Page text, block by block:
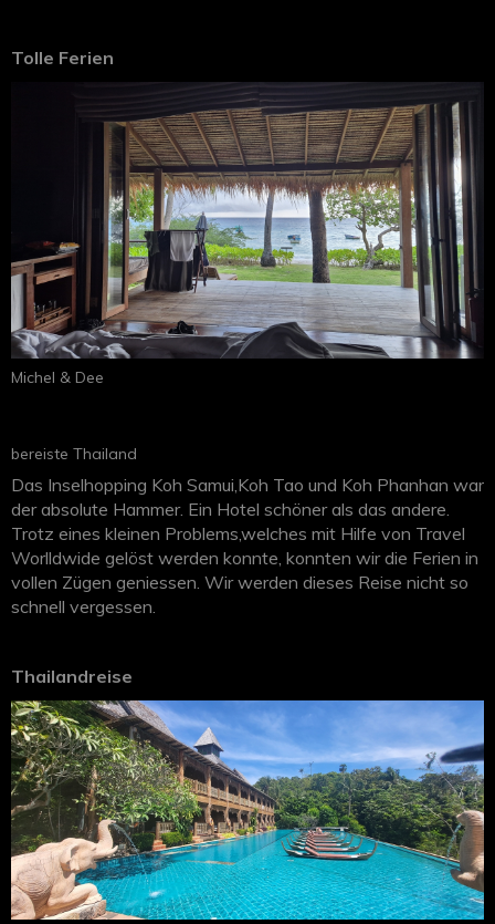
Tolle Ferien
Michel & Dee
bereiste Thailand
Das Inselhopping Koh Samui,Koh Tao und Koh Phanhan war
der absolute Hammer. Ein Hotel schöner als das andere.
Trotz eines kleinen Problems,welches mit Hilfe von Travel
Worlldwide gelöst werden konnte, konnten wir die Ferien in
vollen Zügen geniessen. Wir werden dieses Reise nicht so
schnell vergessen.
Thailandreise